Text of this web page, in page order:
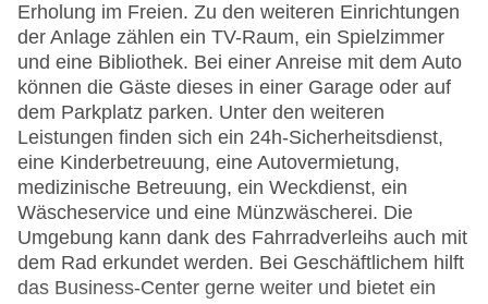
Erholung im Freien. Zu den weiteren Einrichtungen
der Anlage zählen ein TV-Raum, ein Spielzimmer
und eine Bibliothek. Bei einer Anreise mit dem Auto
können die Gäste dieses in einer Garage oder auf
dem Parkplatz parken. Unter den weiteren
Leistungen finden sich ein 24h-Sicherheitsdienst,
eine Kinderbetreuung, eine Autovermietung,
medizinische Betreuung, ein Weckdienst, ein
Wäscheservice und eine Münzwäscherei. Die
Umgebung kann dank des Fahrradverleihs auch mit
dem Rad erkundet werden. Bei Geschäftlichem hilft
das Business-Center gerne weiter und bietet ein